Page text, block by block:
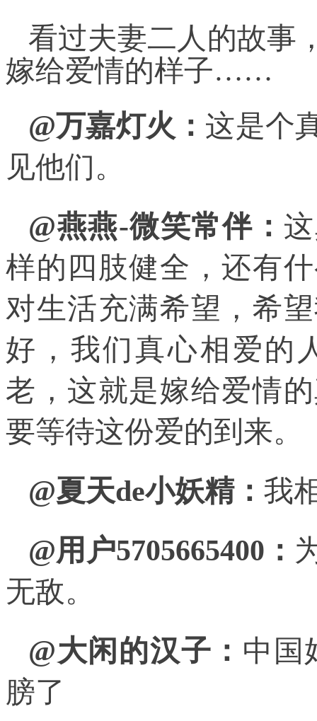
看过夫妻二人的故事
嫁给爱情的样子……
@万嘉灯火： 这是个
见他们。
@燕燕-微笑常伴：
样的四肢健全，还有
对生活充满希望，希
好，我们真心相爱的
老，这就是嫁给爱情
要等待这份爱的到来。
@夏天de小妖精： 我
@用户5705665400：
无敌。
@大闲的汉子： 中国
膀了